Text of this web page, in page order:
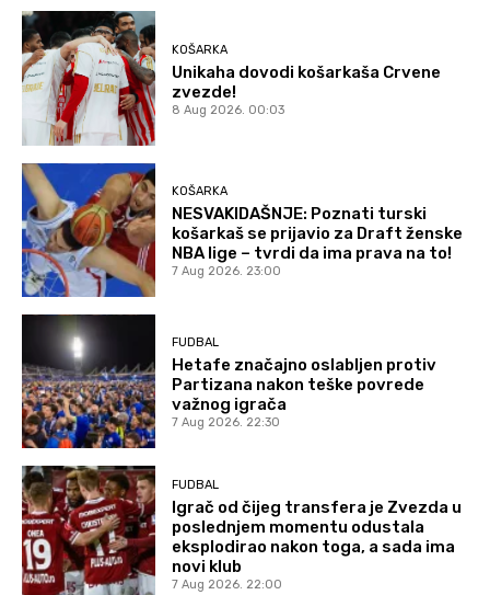
KOŠARKA
Unikaha dovodi košarkaša Crvene
zvezde!
8 Aug 2026. 00:03
KOŠARKA
NESVAKIDAŠNJE: Poznati turski
košarkaš se prijavio za Draft ženske
NBA lige – tvrdi da ima prava na to!
7 Aug 2026. 23:00
FUDBAL
Hetafe značajno oslabljen protiv
Partizana nakon teške povrede
važnog igrača
7 Aug 2026. 22:30
FUDBAL
Igrač od čijeg transfera je Zvezda u
poslednjem momentu odustala
eksplodirao nakon toga, a sada ima
novi klub
7 Aug 2026. 22:00